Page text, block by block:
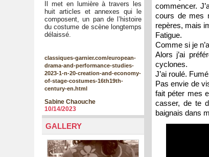
Il met en lumière à travers les
huit articles et annexes qui le
composent, un pan de l’histoire
du costume de scène longtemps
délaissé.
classiques-garnier.com/european-
drama-and-performance-studies-
2023-1-n-20-creation-and-economy-
of-stage-costumes-16th19th-
century-en.html
Sabine Chaouche
10/14/2023
GALLERY
commencer.
cours de mes
repères, mais
Fatigue.
Comme si je
Alors j’ai
cyclones.
J’ai roulé.
Pas envie de
fait péter mes
casser, de te
baignais dans